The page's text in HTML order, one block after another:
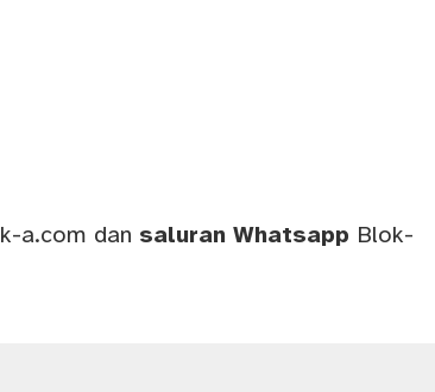
a.com dan saluran Whatsapp Blok-